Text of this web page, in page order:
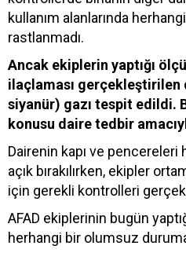
kullanım alanlarında
rastlanmadı.
Ancak ekiplerin yaptığı
ilaçlaması gerçekleştirilen
siyanür) gazı tespit edildi.
konusu daire tedbir
Dairenin kapı ve pencereleri
açık bırakılırken, ekipler
için gerekli kontrolleri
AFAD ekiplerinin bugün
herhangi bir olumsuz